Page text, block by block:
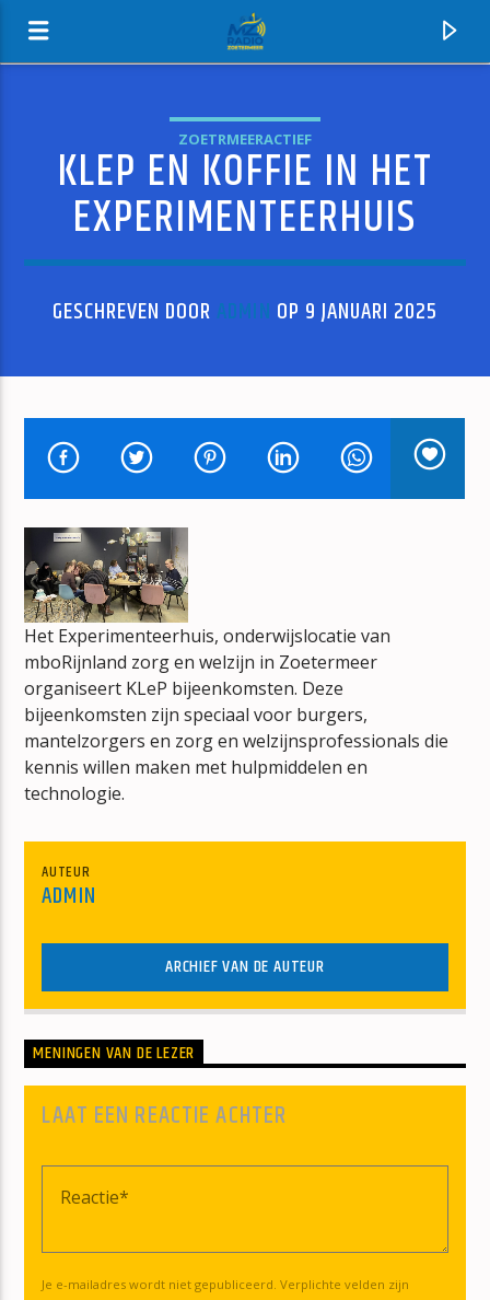
MZ-RADIO
HUIDIG NUMMER
DE NED TOP 40
CORNE WOLFS
mz-radio
ZOETRMEERACTIEF
KLEP EN KOFFIE IN HET
EXPERIMENTEERHUIS
GESCHREVEN DOOR ADMIN OP 9 JANUARI 2025
Het Experimenteerhuis, onderwijslocatie van
mboRijnland zorg en welzijn in Zoetermeer
organiseert KLeP bijeenkomsten. Deze
bijeenkomsten zijn speciaal voor burgers,
mantelzorgers en zorg en welzijnsprofessionals die
kennis willen maken met hulpmiddelen en
technologie.
AUTEUR
ADMIN
ARCHIEF VAN DE AUTEUR
MENINGEN VAN DE LEZER
LAAT EEN REACTIE ACHTER
Je e-mailadres wordt niet gepubliceerd. Verplichte velden zijn